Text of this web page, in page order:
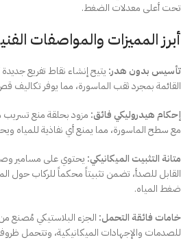
تحت أعلى معدلات الضغط.
أبرز المميزات والمواصفات
تأسيس بدون هدر: يتيح إنشاء نقاط تفريع
القائمة بمجرد ثقب الماسورة، مما يوفر تكاليف
إحكام هيدروليكي فائق:
مع سطح الماسورة، مما يمنع أي نفاذية للمياه
متانة التثبيت الميكانيكي: يحتوي على مسامير
القابل للصدأ، تضمن تثبيتاً محكماً للركاب حول
ضغط المياه.
خامات فائقة التحمل: الجزء البلاستيكي مُصنع
للصدمات والإجهادات الميكانيكية، وتتحمل